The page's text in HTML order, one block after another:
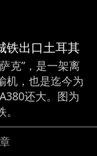
铁出口土耳其
克”，是一架离
机，也是迄今为
还大。图为